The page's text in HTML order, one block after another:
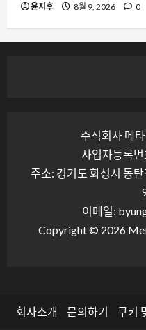
윤지후 8월 9, 2026 0
주식회사 메
사업자등록
주소: 경기도 화성시 동
이메일:
Copyright © 2026
회사소개 문의하기 쿠키